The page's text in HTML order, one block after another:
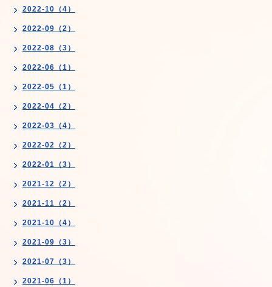
2022-10（4）
2022-09（2）
2022-08（3）
2022-06（1）
2022-05（1）
2022-04（2）
2022-03（4）
2022-02（2）
2022-01（3）
2021-12（2）
2021-11（2）
2021-10（4）
2021-09（3）
2021-07（3）
2021-06（1）